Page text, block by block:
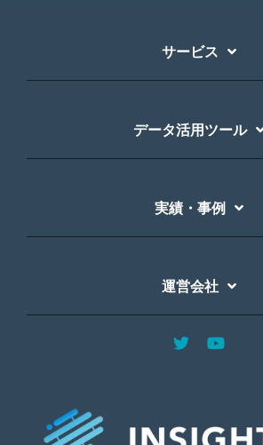
サービス
データ活用ツール
実績・事例
運営会社